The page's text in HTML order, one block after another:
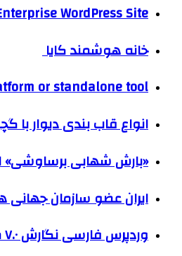
WordPress Site
خانه هوشمند کایا
or standalone tool?
انواع قاب بندی دیوار
«بارش شهابی برساوشی» اواخر
ایران عضو سازمان
وردپرس فارسی نگارش ۷.۰ منتشر شد – WordPress.org فارسی